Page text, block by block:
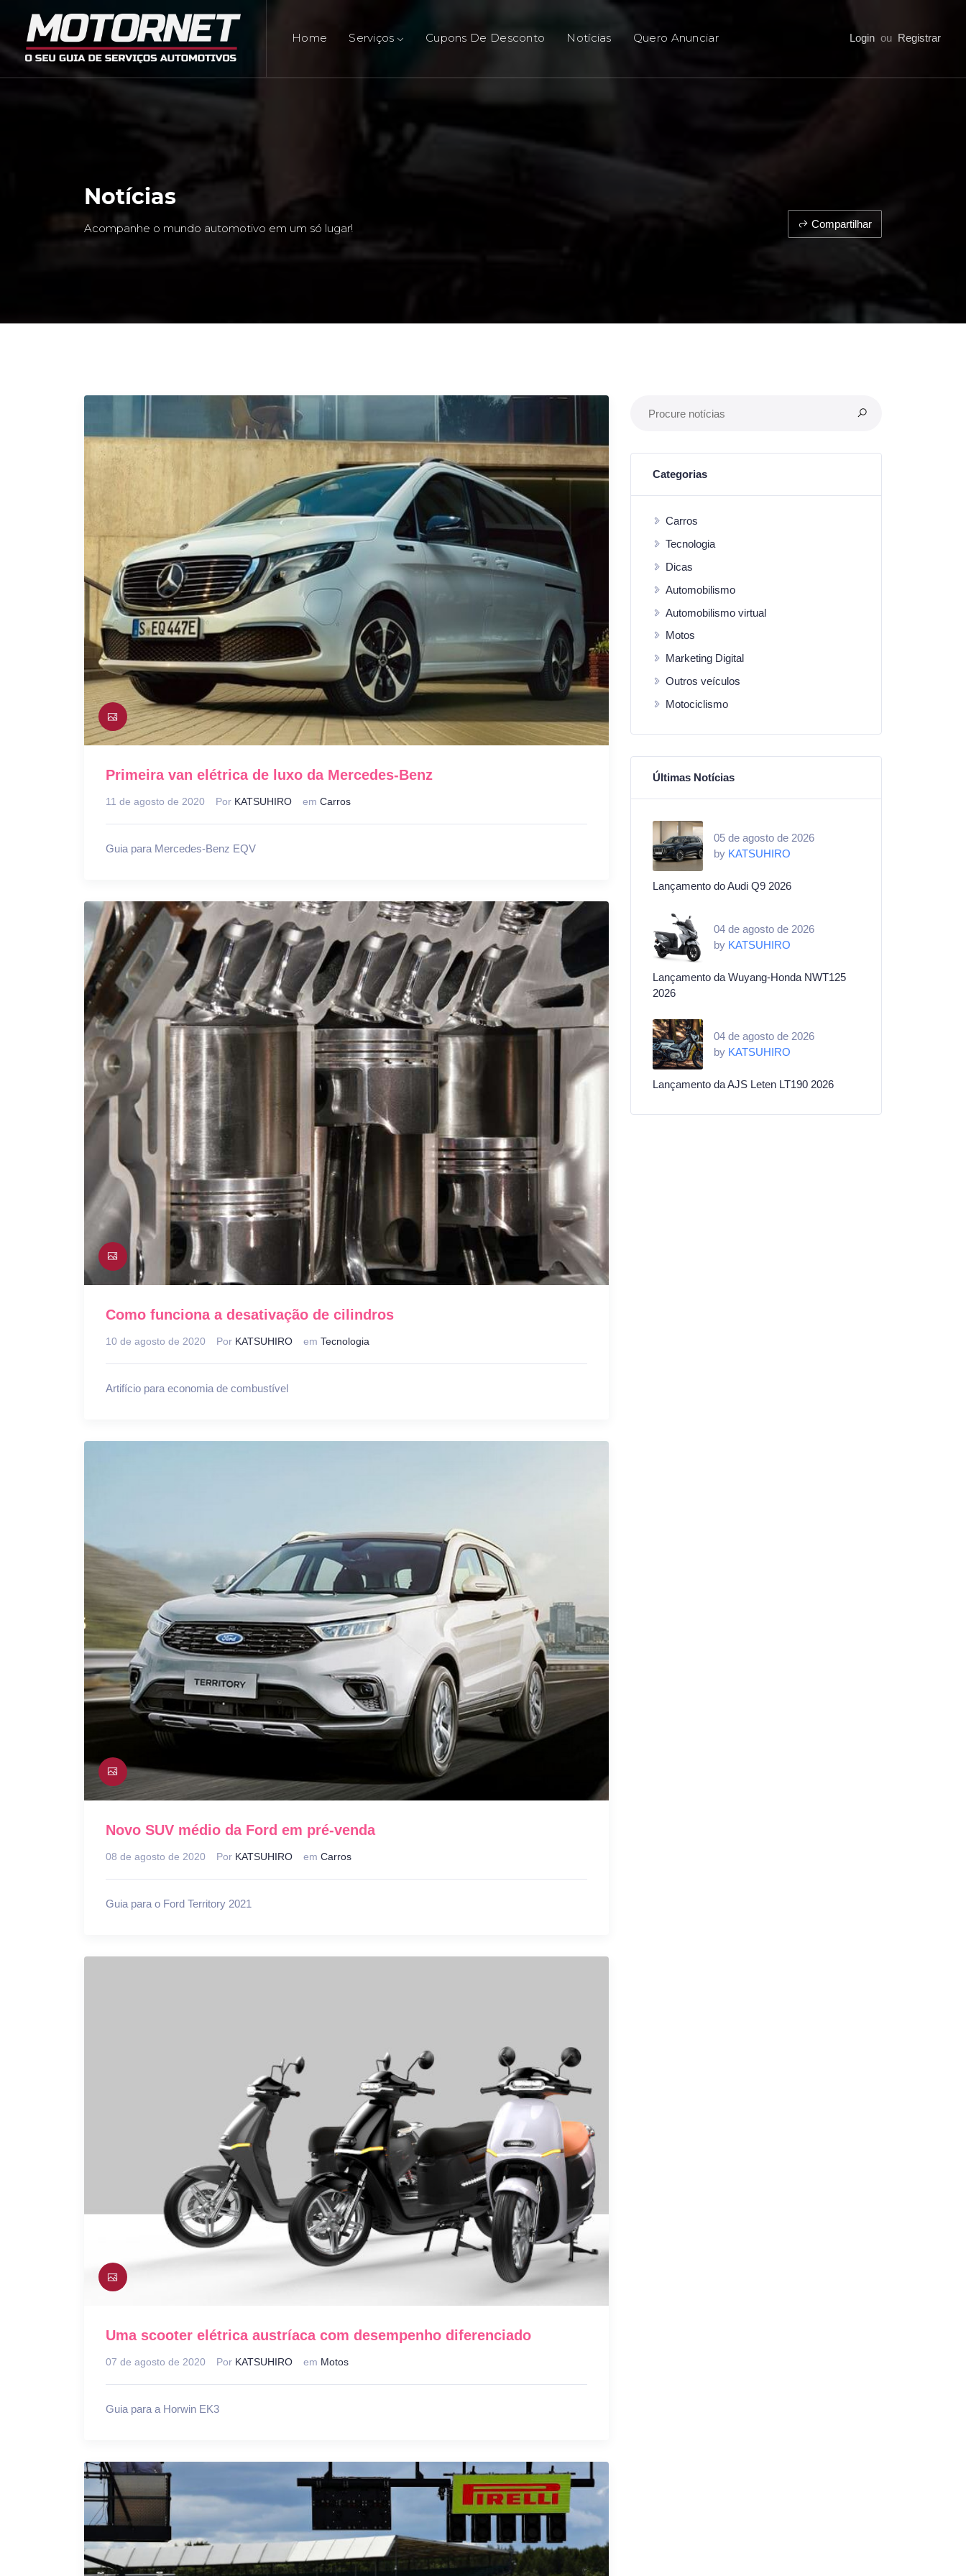
Home Serviços Cupons De Desconto Notícias Quero Anunciar Login ou Registrar
Notícias
Acompanhe o mundo automotivo em um só lugar! Compartilhar
Primeira van elétrica de luxo da Mercedes-Benz
11 de agosto de 2020 Por KATSUHIRO em Carros
Guia para Mercedes-Benz EQV
Como funciona a desativação de cilindros
10 de agosto de 2020 Por KATSUHIRO em Tecnologia
Artifício para economia de combustível
Novo SUV médio da Ford em pré-venda
08 de agosto de 2020 Por KATSUHIRO em Carros
Guia para o Ford Territory 2021
Uma scooter elétrica austríaca com desempenho diferenciado
07 de agosto de 2020 Por KATSUHIRO em Motos
Guia para a Horwin EK3
Categorias
Carros
Tecnologia
Dicas
Automobilismo
Automobilismo virtual
Motos
Marketing Digital
Outros veículos
Motociclismo
Últimas Notícias
05 de agosto de 2026
by KATSUHIRO
Lançamento do Audi Q9 2026
04 de agosto de 2026
by KATSUHIRO
Lançamento da Wuyang-Honda NWT125
2026
04 de agosto de 2026
by KATSUHIRO
Lançamento da AJS Leten LT190 2026